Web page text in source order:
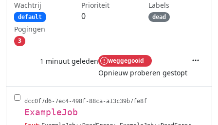
Wachtrij
default
Prioriteit
0
Labels
dead
Pogingen
3
1 minuut geleden weggegooid
Opnieuw proberen gestopt
Acties
dcc0f7d6-7ec4-498f-88ca-a13c39b7fe8f
ExampleJob